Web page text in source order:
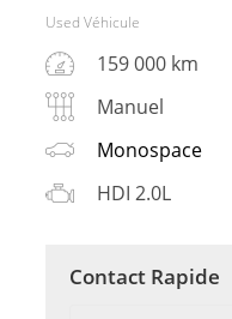
Used Véhicule
159 000 km
Manuel
Monospace
HDI 2.0L
Contact Rapide